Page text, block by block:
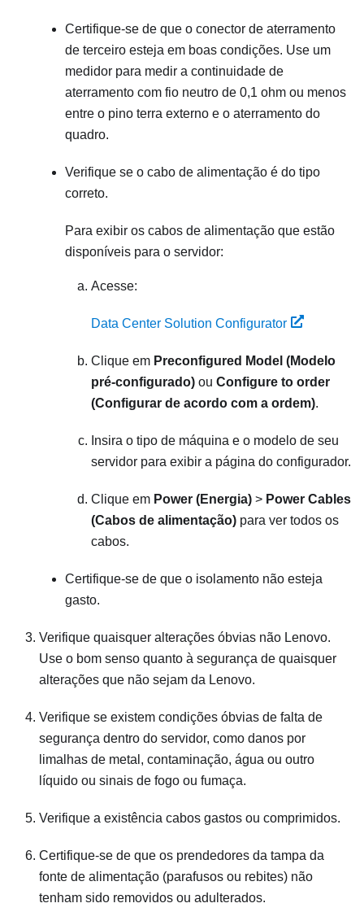
Certifique-se de que o conector de aterramento
de terceiro esteja em boas condições. Use um
medidor para medir a continuidade de
aterramento com fio neutro de 0,1 ohm ou menos
entre o pino terra externo e o aterramento do
quadro.
Verifique se o cabo de alimentação é do tipo
correto.
Para exibir os cabos de alimentação que estão
disponíveis para o servidor:
Acesse:
Data Center Solution Configurator
Clique em Preconfigured Model (Modelo
pré-configurado) ou Configure to order
(Configurar de acordo com a ordem).
Insira o tipo de máquina e o modelo de seu
servidor para exibir a página do configurador.
Clique em Power (Energia) > Power Cables
(Cabos de alimentação) para ver todos os
cabos.
Certifique-se de que o isolamento não esteja
gasto.
Verifique quaisquer alterações óbvias não Lenovo.
Use o bom senso quanto à segurança de quaisquer
alterações que não sejam da Lenovo.
Verifique se existem condições óbvias de falta de
segurança dentro do servidor, como danos por
limalhas de metal, contaminação, água ou outro
líquido ou sinais de fogo ou fumaça.
Verifique a existência cabos gastos ou comprimidos.
Certifique-se de que os prendedores da tampa da
fonte de alimentação (parafusos ou rebites) não
tenham sido removidos ou adulterados.